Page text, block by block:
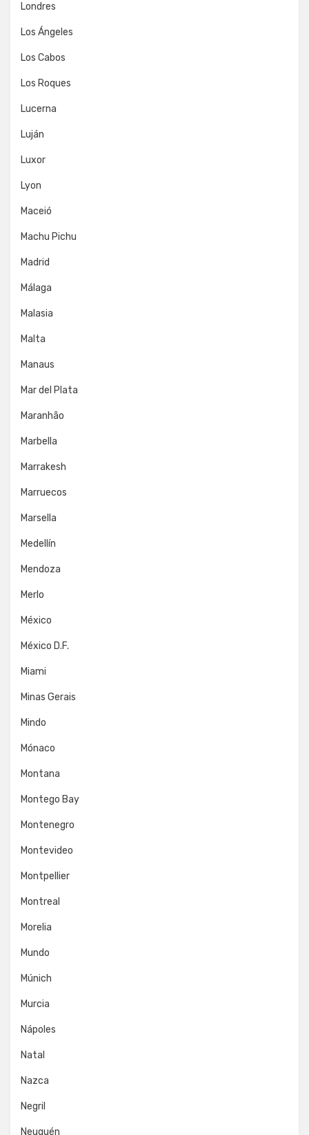
Londres
Los Ángeles
Los Cabos
Los Roques
Lucerna
Luján
Luxor
Lyon
Maceió
Machu Pichu
Madrid
Málaga
Malasia
Malta
Manaus
Mar del Plata
Maranhão
Marbella
Marrakesh
Marruecos
Marsella
Medellín
Mendoza
Merlo
México
México D.F.
Miami
Minas Gerais
Mindo
Mónaco
Montana
Montego Bay
Montenegro
Montevideo
Montpellier
Montreal
Morelia
Mundo
Múnich
Murcia
Nápoles
Natal
Nazca
Negril
Neuquén